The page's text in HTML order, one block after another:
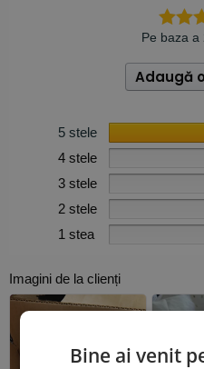
Pe baza a
Adaugă
5 stele
4 stele
3 stele
2 stele
1 stea
Imagini de la clienți
Bine ai venit